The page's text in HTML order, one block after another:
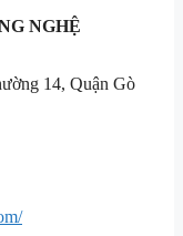
NGHỆ
14, Quận Gò